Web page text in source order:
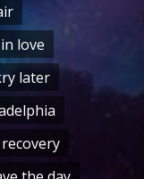
in love
later
recovery